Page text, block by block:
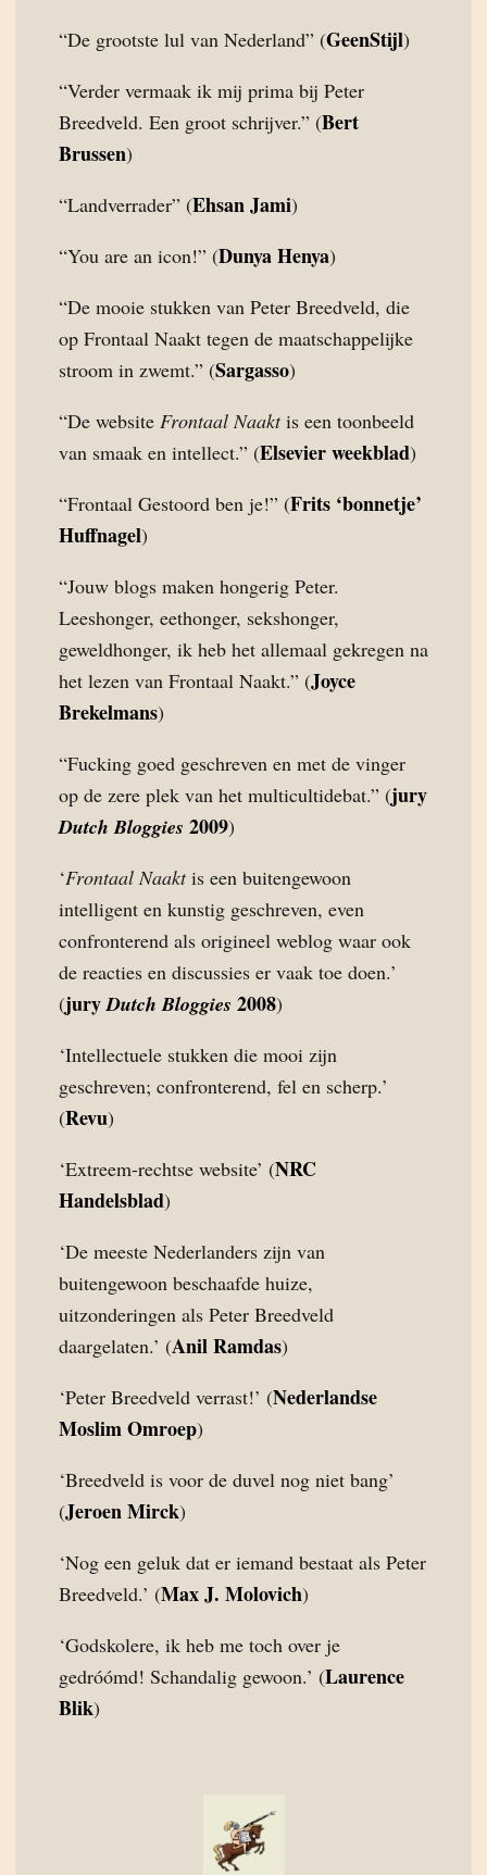
“De grootste lul van Nederland” (GeenStijl)
“Verder vermaak ik mij prima bij Peter
Breedveld. Een groot schrijver.” (Bert
Brussen)
“Landverrader” (Ehsan Jami)
“You are an icon!” (Dunya Henya)
“De mooie stukken van Peter Breedveld, die
op Frontaal Naakt tegen de maatschappelijke
stroom in zwemt.” (Sargasso)
“De website Frontaal Naaktis een toonbeeld
van smaak en intellect.” (Elsevier weekblad)
“Frontaal Gestoord ben je!” (Frits ‘bonnetje’
Huffnagel)
“Jouw blogs maken hongerig Peter.
Leeshonger, eethonger, sekshonger,
geweldhonger, ik heb het allemaal gekregen na
het lezen van Frontaal Naakt.” (Joyce
Brekelmans)
“Fucking goed geschreven en met de vinger
op de zere plek van het multicultidebat.” (jury
Dutch Bloggies 2009)
‘Frontaal Naaktis een buitengewoon
intelligent en kunstig geschreven, even
confronterend als origineel weblog waar ook
de reacties en discussies er vaak toe doen.’
(juryDutch Bloggies 2008)
‘Intellectuele stukken die mooi zijn
geschreven; confronterend, fel en scherp.’
(Revu)
‘Extreem-rechtse website’ (NRC
Handelsblad)
‘De meeste Nederlanders zijn van
buitengewoon beschaafde huize,
uitzonderingen als Peter Breedveld
daargelaten.’ (Anil Ramdas)
‘Peter Breedveld verrast!’ (Nederlandse
Moslim Omroep)
‘Breedveld is voor de duvel nog niet bang’
(Jeroen Mirck)
‘Nog een geluk dat er iemand bestaat als Peter
Breedveld.’ (Max J. Molovich)
‘Godskolere, ik heb me toch over je
gedróómd! Schandalig gewoon.’ (Laurence
Blik)